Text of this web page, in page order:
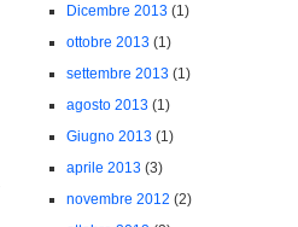
Dicembre 2013(1)
ottobre 2013(1)
settembre 2013(1)
agosto 2013(1)
Giugno 2013(1)
aprile 2013(3)
novembre 2012 (2)